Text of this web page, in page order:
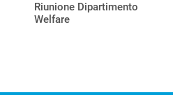
Riunione Dipartimento
Welfare